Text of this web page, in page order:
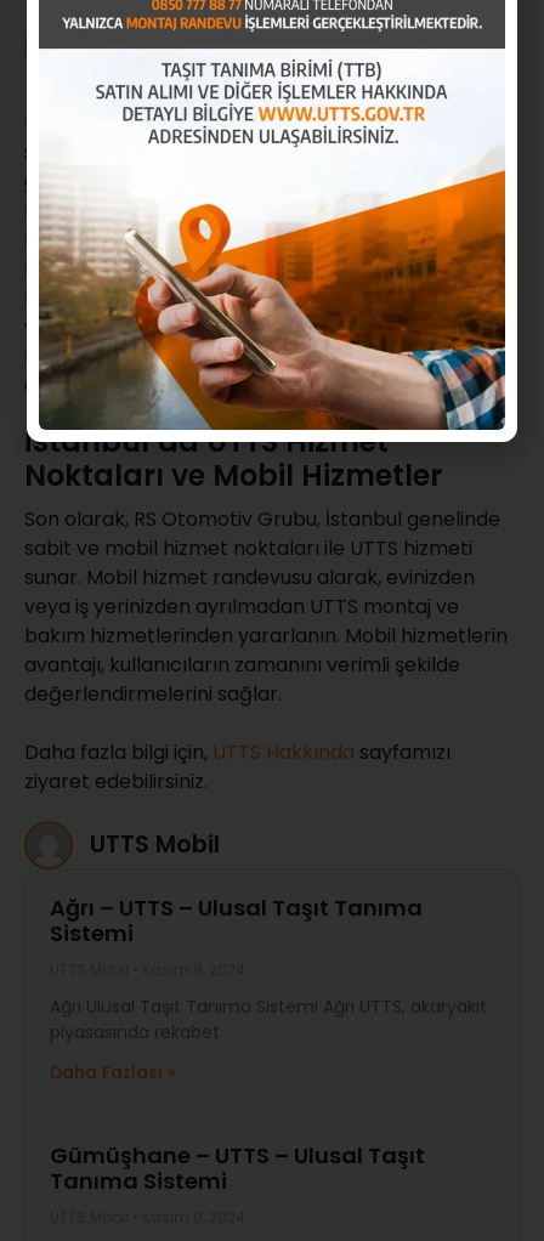
İstanbul – Esenyurt UTTS Yetkili
Montaj Firmaları
UTTS montajı için doğru firmayı seçmek, sistemin
sorunsuz çalışması açısından çok önemlidir. Türkiye
genelinde birçok yetkili UTTS montaj firması
bulunmaktadır, ancak güvenilir hizmet ve kaliteli
montaj için UTTS Mobil’i tercih etmeniz önerilir. UTTS
Mobil, kullanıcılarına hem sabit hem de mobil
montaj hizmeti sunar, böylece montaj işleminizi hızlı
ve kolay bir şekilde gerçekleştirebilirsiniz. Detaylı
bilgi içinUTTS Yetkili Montaj Firmalarısayfamıza göz
atabilirsiniz.
İstanbul’da UTTS Hizmet
Noktaları ve Mobil Hizmetler
Son olarak, RS Otomotiv Grubu, İstanbul genelinde
sabit ve mobil hizmet noktaları ile UTTS hizmeti
sunar. Mobil hizmet randevusu alarak, evinizden
veya iş yerinizden ayrılmadan UTTS montaj ve
bakım hizmetlerinden yararlanın. Mobil hizmetlerin
avantajı, kullanıcıların zamanını verimli şekilde
değerlendirmelerini sağlar.
Daha fazla bilgi için, UTTS Hakkında sayfamızı
ziyaret edebilirsiniz.
UTTS Mobil
Ağrı – UTTS – Ulusal Taşıt Tanıma
Sistemi
Ağrı Ulusal Taşıt Tanıma Sistemi Ağrı UTTS, akaryakıt
piyasasında rekabet
Daha Fazlası »
Gümüşhane – UTTS – Ulusal Taşıt
Tanıma Sistemi